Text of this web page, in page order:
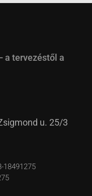
a tervezéstől a
u. 25/3
18491275